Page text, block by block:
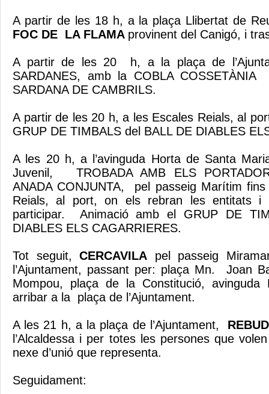
A partir de les 18 h, a la plaça Llibertat de
FOC DE LA FLAMA provinent del Canigó, i
A partir de les 20 h, a la plaça de
SARDANES, amb la COBLA
SARDANA DE CAMBRILS.
A partir de les 20 h, a les Escales Reials, al
GRUP DE TIMBALS del BALL DE DIABLES
A les 20 h, a l’avinguda Horta de Santa
Juvenil, TROBADA AMB ELS
ANADA CONJUNTA, pel passeig Marítim
Reials, al port, on els rebran les entitats i
participar. Animació amb el GRUP DE
DIABLES ELS CAGARRIERES.
Tot seguit, CERCAVILA pel passeig
l’Ajuntament, passant per: plaça Mn. Joan
Mompou, plaça de la Constitució, avinguda
arribar a la plaça de l’Ajuntament.
A les 21 h, a la plaça de l’Ajuntament,
l’Alcaldessa i per totes les persones que
nexe d’unió que representa.
Seguidament: